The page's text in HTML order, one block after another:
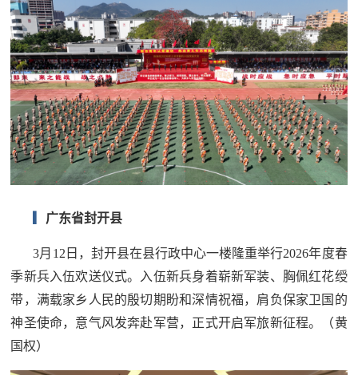
广东省封开县
3月12日，封开县在县行政中心一楼隆重举行2026年度春
季新兵入伍欢送仪式。入伍新兵身着崭新军装、胸佩红花绶
带，满载家乡人民的殷切期盼和深情祝福，肩负保家卫国的
神圣使命，意气风发奔赴军营，正式开启军旅新征程。
（黄
国权）